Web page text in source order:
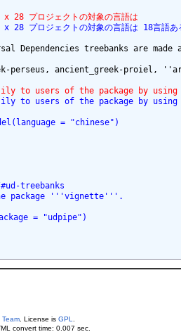
x 28 プロジェクトの対象の言語は
28 プロジェクトの対象の言語は 18言語あ
Dependencies treebanks are
perseus, ancient_greek-
to users of the package by using
to users of the package by using
= "chinese")
treebanks
package '''vignette'''.
= "udpipe")
Team. License is GPL
convert time: 0.007 sec.